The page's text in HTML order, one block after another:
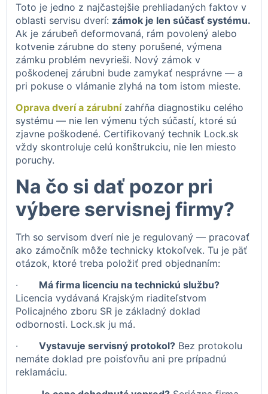
Toto je jedno z najčastejšie prehliadaných faktov v
oblasti servisu dverí: zámok je len súčasť systému.
Ak je zárubeň deformovaná, rám povolený alebo
kotvenie zárubne do steny porušené, výmena
zámku problém nevyrieši. Nový zámok v
poškodenej zárubni bude zamykať nesprávne — a
pri pokuse o vlámanie zlyhá na tom istom mieste.
Oprava dverí a zárubnízahŕňa diagnostiku celého
systému — nie len výmenu tých súčastí, ktoré sú
zjavne poškodené. Certifikovaný technik Lock.sk
vždy skontroluje celú konštrukciu, nie len miesto
poruchy.
Na čo si dať pozor pri
výbere servisnej firmy?
Trh so servisom dverí nie je regulovaný — pracovať
ako zámočník môže technicky ktokoľvek. Tu je päť
otázok, ktoré treba položiť pred objednaním:
· Má firma licenciu na technickú službu?
Licencia vydávaná Krajským riaditeľstvom
Policajného zboru SR je základný doklad
odbornosti. Lock.sk ju má.
· Vystavuje servisný protokol? Bez protokolu
nemáte doklad pre poisťovňu ani pre prípadnú
reklamáciu.